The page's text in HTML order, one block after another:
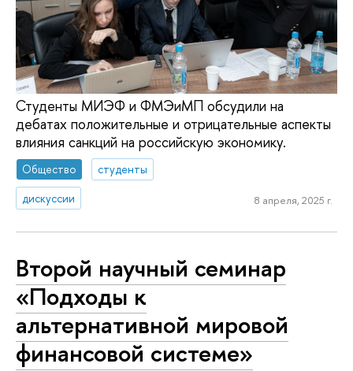
Студенты МИЭФ и ФМЭиМП обсудили на
дебатах положительные и отрицательные аспекты
влияния санкций на российскую экономику.
Общество
студенты
дискуссии
8 апреля, 2025 г.
Второй научный семинар
«Подходы к
альтернативной мировой
финансовой системе»